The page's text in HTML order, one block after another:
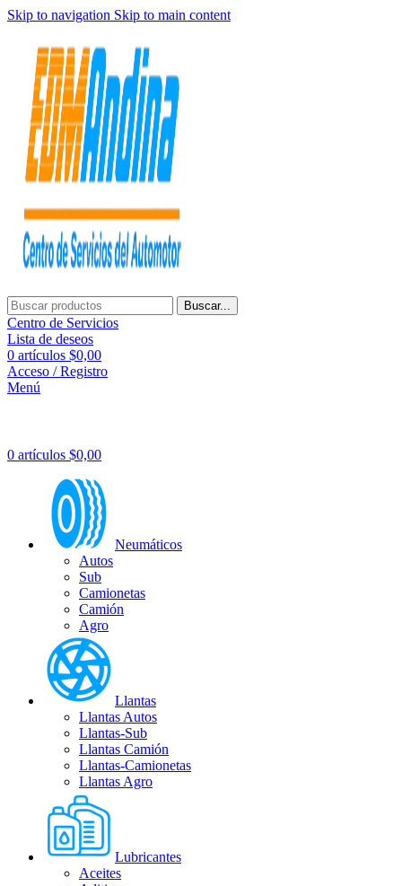
Skip to navigation Skip to main content
Buscar...
Centro de Servicios
Lista de deseos
0 artículos $0,00
Acceso / Registro
Menú
0 artículos $0,00
Neumáticos
Autos
Sub
Camionetas
Camión
Agro
Llantas
Llantas Autos
Llantas-Sub
Llantas Camión
Llantas-Camionetas
Llantas Agro
Lubricantes
Aceites